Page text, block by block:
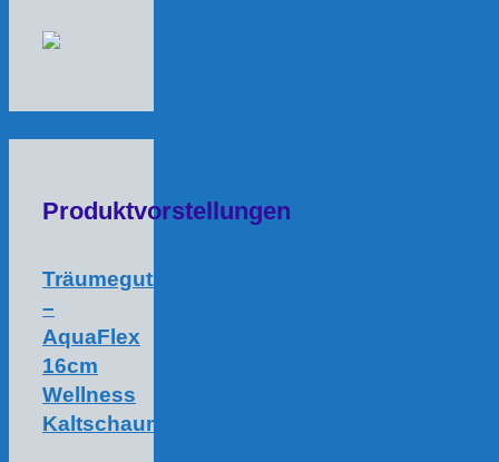
Produktvorstellungen
Träumegut24
–
AquaFlex
16cm
Wellness
Kaltschaummatratze